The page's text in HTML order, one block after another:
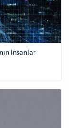
insanlar